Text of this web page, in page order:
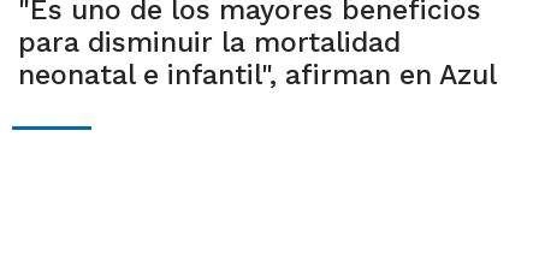
"Es uno de los mayores beneficios
para disminuir la mortalidad
neonatal e infantil", afirman en Azul